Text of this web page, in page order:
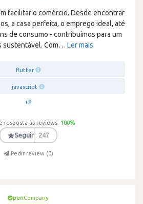
facilitar o comércio. Desde encontrar
a casa perfeita, o emprego ideal, até
de consumo - contribuímos para um
sustentável. Com… Ler mais
flutter
javascript
+8
resposta às reviews: 100%
★Seguir 247
Pedir review (0)
penCompany